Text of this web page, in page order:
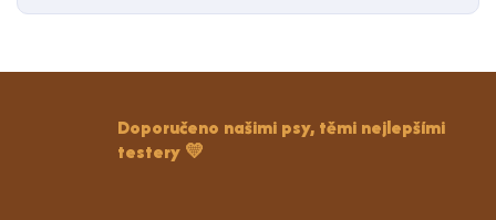
Doporučeno našimi psy, těmi nejlepšími
testery 💛